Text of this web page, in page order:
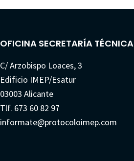
OFICINA SECRETARÍA TÉCNICA
C/ Arzobispo Loaces, 3
Edificio IMEP/Esatur
03003 Alicante
Tlf. 673 60 82 97
informate@protocoloimep.com